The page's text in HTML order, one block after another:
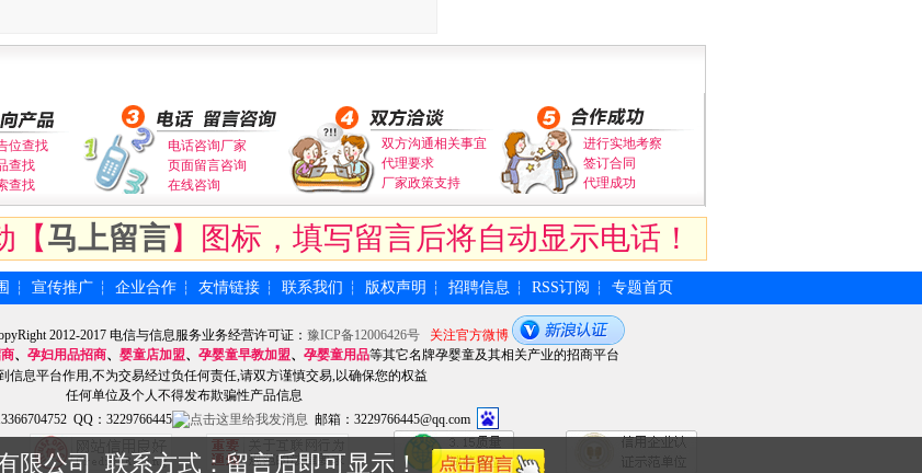
位查找
查找
查找
电话咨询厂家
页面留言咨询
在线咨询
双方沟通相关事宜
代理要求
厂家政策支持
进行实地考察
签订合同
代理成功
【马上留言】图标，填写留言后将自动显示电话！
┆ 宣传推广 ┆ 企业合作 ┆ 友情链接 ┆ 联系我们 ┆ 版权声明 ┆ 招聘信息 ┆ RSS订阅 ┆ 专题首页
2012-2017 电信与信息服务业务经营许可证： 豫ICP备12006426号
关注官方微博
、 孕妇用品招商、 婴童店加盟、 孕婴童早教加盟、 孕婴童用品等其它名牌孕婴童及其相关产业的招商平台
信息平台作用,不为交易经过负任何责任,请双方谨慎交易,以确保您的权益
任何单位及个人不得发布欺骗性产品信息
QQ：3229766445
邮箱：3229766445@qq.com
限公司 联系方式：留言后即可显示！